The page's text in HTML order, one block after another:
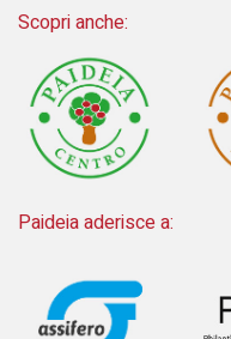
Scopri anche:
Paideia aderisce a: